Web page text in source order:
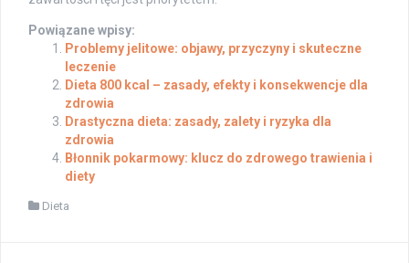
Powiązane wpisy:
Problemy jelitowe: objawy, przyczyny i skuteczne
leczenie
Dieta 800 kcal – zasady, efekty i konsekwencje dla
zdrowia
Drastyczna dieta: zasady, zalety i ryzyka dla
zdrowia
Błonnik pokarmowy: klucz do zdrowego trawienia i
diety
Dieta